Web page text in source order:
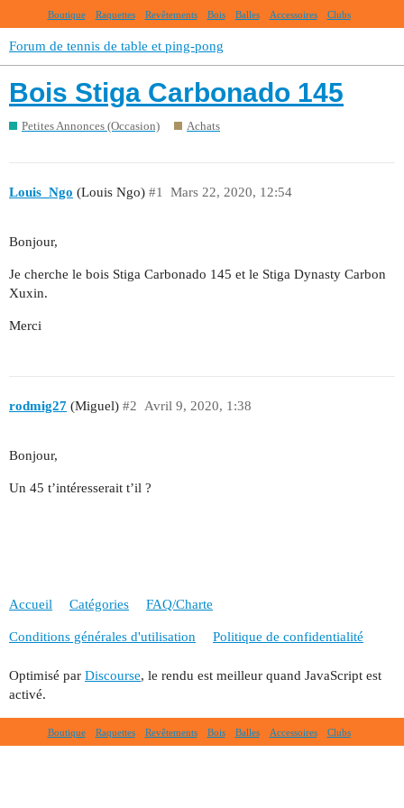
Boutique Raquettes Revêtements Bois Balles Accessoires Clubs
Forum de tennis de table et ping-pong
Bois Stiga Carbonado 145
Petites Annonces (Occasion) Achats
Louis_Ngo (Louis Ngo) Mars 22, 2020, 12:54
#1
Bonjour,
Je cherche le bois Stiga Carbonado 145 et le Stiga Dynasty Carbon
Xuxin.
Merci
rodmig27 (Miguel) Avril 9, 2020, 1:38
#2
Bonjour,
Un 45 t’intéresserait t’il ?
Accueil Catégories FAQ/Charte
Conditions générales d'utilisation Politique de confidentialité
Optimisé par Discourse, le rendu est meilleur quand JavaScript est
activé.
Boutique Raquettes Revêtements Bois Balles Accessoires Clubs